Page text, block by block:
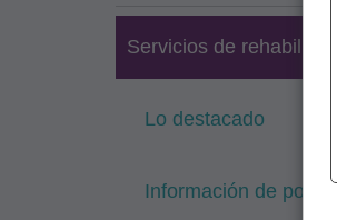
Servicios de
Lo destacado
Información de